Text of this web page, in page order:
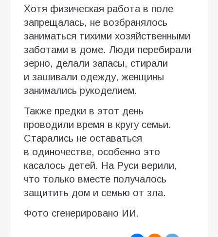
Хотя физическая работа в поле
запрещалась, не возбранялось
заниматься тихими хозяйственными
заботами в доме. Люди перебирали
зерно, делали запасы, стирали
и зашивали одежду, женщины
занимались рукоделием.
Также предки в этот день
проводили время в кругу семьи.
Старались не оставаться
в одиночестве, особенно это
касалось детей. На Руси верили,
что только вместе получалось
защитить дом и семью от зла.
Фото сгенерировано ИИ.